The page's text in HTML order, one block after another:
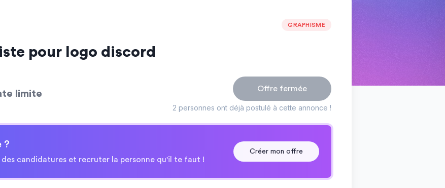
GRAPHISME
pour logo discord
limite Offre fermée
2 personnes ont déjà postulé à cette annonce !
?
candidatures et recruter la personne qu'il te faut !
Créer mon offre